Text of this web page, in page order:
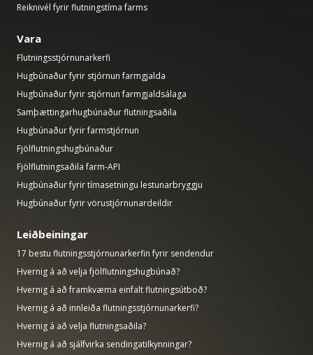
Reiknivél fyrir flutningstíma farms
Vara
Flutningsstjórnunarkerfi
Hugbúnaður fyrir stjórnun farmgjalda
Hugbúnaður fyrir stjórnun farmgjaldsálaga
Samþættingarhugbúnaður flutningsaðila
Hugbúnaður fyrir farmstjórnun
Fjölflutningshugbúnaður
Fjölflutningsaðila farm-API
Hugbúnaður fyrir tímasetningu lestunarbryggju
Hugbúnaður fyrir vörustjórnunardeildir
Leiðbeiningar
17 bestu flutningsstjórnunarkerfin fyrir sendendur
Hvernig á að velja fjölflutningshugbúnað?
Hvernig á að framkvæma einfalt flutningsútboð?
Hvernig á að innleiða flutningsstjórnunarkerfi?
Hvernig á að velja flutningsaðila?
Hvernig á að sjálfvirka sendingatilkynningar?